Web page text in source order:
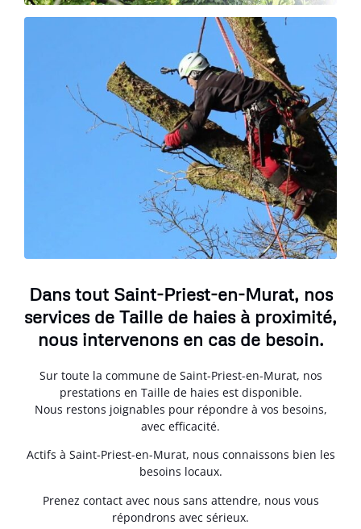
Dans tout Saint-Priest-en-Murat, nos
services de Taille de haies à proximité,
nous intervenons en cas de besoin.
Sur toute la commune de Saint-Priest-en-Murat, nos
prestations en Taille de haies est disponible.
Nous restons joignables pour répondre à vos besoins,
avec efficacité.
Actifs à Saint-Priest-en-Murat, nous connaissons bien les
besoins locaux.
Prenez contact avec nous sans attendre, nous vous
répondrons avec sérieux.